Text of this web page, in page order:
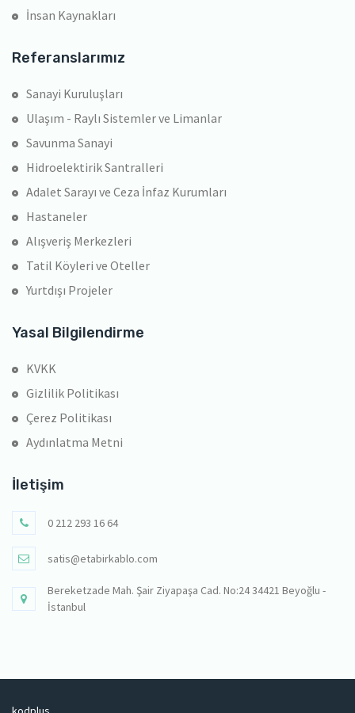
İnsan Kaynakları
Referanslarımız
Sanayi Kuruluşları
Ulaşım - Raylı Sistemler ve Limanlar
Savunma Sanayi
Hidroelektirik Santralleri
Adalet Sarayı ve Ceza İnfaz Kurumları
Hastaneler
Alışveriş Merkezleri
Tatil Köyleri ve Oteller
Yurtdışı Projeler
Yasal Bilgilendirme
KVKK
Gizlilik Politikası
Çerez Politikası
Aydınlatma Metni
İletişim
0 212 293 16 64
satis@etabirkablo.com
Bereketzade Mah. Şair Ziyapaşa Cad. No:24 34421 Beyoğlu -
İstanbul